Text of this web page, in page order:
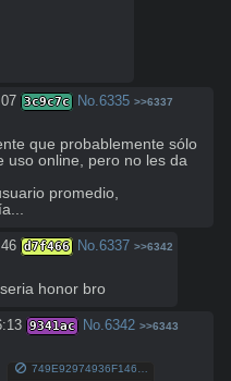
3c9c7c No. 6335 >>6337
que probablemente sólo
uso online, pero no les da
promedio,
d7f466 No. 6337 >>6342
honor bro
9341ac No. 6342 >>6343